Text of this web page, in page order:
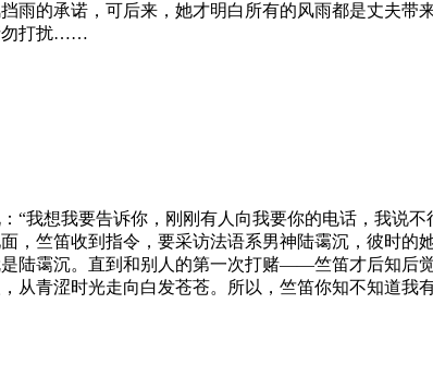
雨的承诺，可后来，她才明白所有的风雨都是丈夫
勿打扰……
我想我要告诉你，刚刚有人向我要你的电话，我说
，竺笛收到指令，要采访法语系男神陆霭沉，彼时
陆霭沉。直到和别人的第一次打赌——竺笛才后知后
从青涩时光走向白发苍苍。所以，竺笛你知不知道我